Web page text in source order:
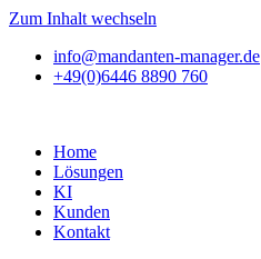
Zum Inhalt wechseln
info@mandanten-manager.de
+49(0)6446 8890 760
Home
Lösungen
KI
Kunden
Kontakt